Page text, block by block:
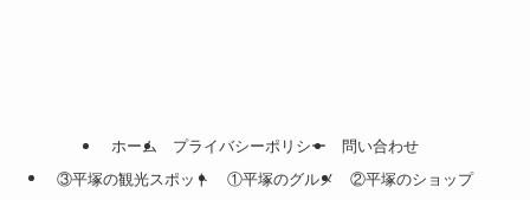
ホーム プライバシーポリシー
問い合わせ
③平塚の観光スポット
①平塚のグルメ ②平塚のショップ